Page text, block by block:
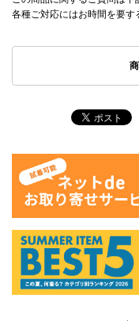
各種ご対応にはお時間を要す